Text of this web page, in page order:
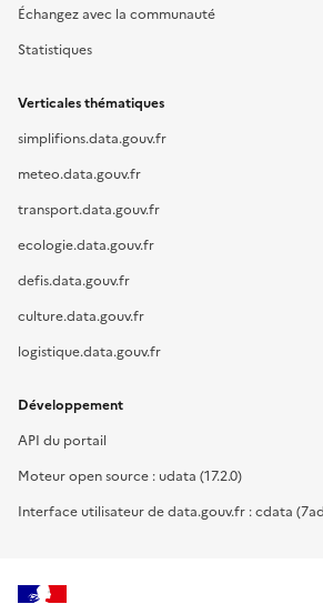
Échangez avec la communauté
Statistiques
Verticales thématiques
simplifions.data.gouv.fr
meteo.data.gouv.fr
transport.data.gouv.fr
ecologie.data.gouv.fr
defis.data.gouv.fr
culture.data.gouv.fr
logistique.data.gouv.fr
Développement
API du portail
Moteur open source : udata (17.2.0)
Interface utilisateur de data.gouv.fr : cdata